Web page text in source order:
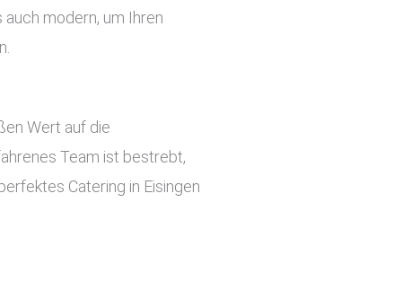
modern, um Ihren
Wert auf die
Team ist bestrebt,
Catering in Eisingen